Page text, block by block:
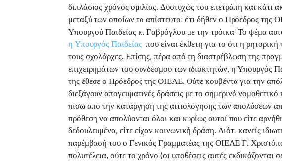
διπλάσιος χρόνος ομιλίας. Δυστυχώς του επετράπη και κάτι
μεταξύ των οποίων το απίστευτο: ότι δήθεν ο Πρόεδρος της
Υπουργού Παιδείας κ. Γαβρόγλου με την τρόικα! Το ψέμα
η Υπουργός Παιδείας που είναι έκθετη για το ότι η
τους σχολάρχες. Επίσης, πέρα από τη διαστρέβλωση της
επιχειρημάτων του συνδέσμου των ιδιοκτητών, η Υπουργός
της έθεσε ο Πρόεδρος της ΟΙΕΛΕ. Ούτε κουβέντα για την
διεξάγουν απογευματινές δράσεις με το σημερινό
πίσω από την κατάργηση της αιτιολόγησης των απολύσεων
πρόθεση να απολύονται όλοι και κυρίως αυτοί που είτε
δεδουλευμένα, είτε είχαν κοινωνική δράση. Διότι κανείς
παρέμβασή του ο Γενικός Γραμματέας της ΟΙΕΛΕ Γ.
πολυτέλεια, ούτε το χρόνο (οι υποθέσεις αυτές εκδικάζονται